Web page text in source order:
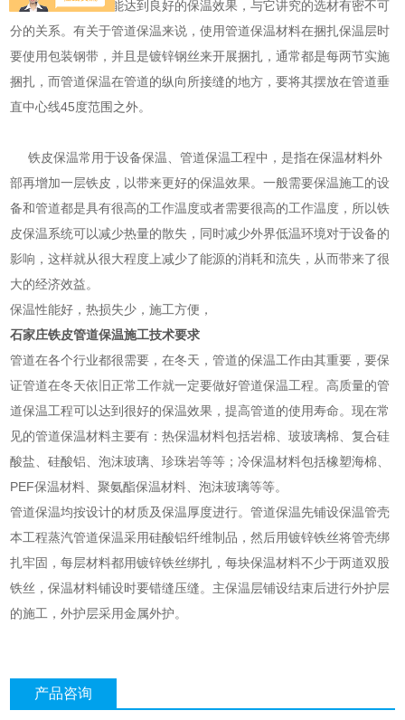
术。铁皮保温施工能达到良好的保温效果，与它讲究的选材有密不可
分的关系。有关于管道保温来说，使用管道保温材料在捆扎保温层时
要使用包装钢带，并且是镀锌钢丝来开展捆扎，通常都是每两节实施
捆扎，而管道保温在管道的纵向所接缝的地方，要将其摆放在管道垂
直中心线45度范围之外。
铁皮保温常用于设备保温、管道保温工程中，是指在保温材料外
部再增加一层铁皮，以带来更好的保温效果。一般需要保温施工的设
备和管道都是具有很高的工作温度或者需要很高的工作温度，所以铁
皮保温系统可以减少热量的散失，同时减少外界低温环境对于设备的
影响，这样就从很大程度上减少了能源的消耗和流失，从而带来了很
大的经济效益。
保温性能好，热损失少，施工方便，
石家庄铁皮管道保温施工技术要求
管道在各个行业都很需要，在冬天，管道的保温工作由其重要，要保
证管道在冬天依旧正常工作就一定要做好管道保温工程。高质量的管
道保温工程可以达到很好的保温效果，提高管道的使用寿命。现在常
见的管道保温材料主要有：热保温材料包括岩棉、玻玻璃棉、复合硅
酸盐、硅酸铝、泡沫玻璃、珍珠岩等等；冷保温材料包括橡塑海棉、
PEF保温材料、聚氨酯保温材料、泡沫玻璃等等。
管道保温均按设计的材质及保温厚度进行。管道保温先铺设保温管壳
本工程蒸汽管道保温采用硅酸铝纤维制品，然后用镀锌铁丝将管壳绑
扎牢固，每层材料都用镀锌铁丝绑扎，每块保温材料不少于两道双股
铁丝，保温材料铺设时要错缝压缝。主保温层铺设结束后进行外护层
的施工，外护层采用金属外护。
产品咨询